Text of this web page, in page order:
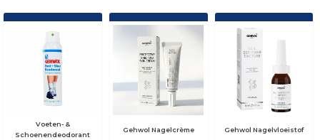
Voeten- &
Schoenendeodorant
Gehwol Nagelcrème Gehwol Nagelvloeistof